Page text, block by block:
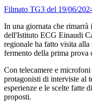
Filmato TG3 del 19/06/
In una giornata che rimarrà
dell'Istituto ECG Einaudi
regionale ha fatto visita
fermento della prima prova
Con telecamere e
protagonisti di interviste al
esperienze e le scelte fatte
proposti.